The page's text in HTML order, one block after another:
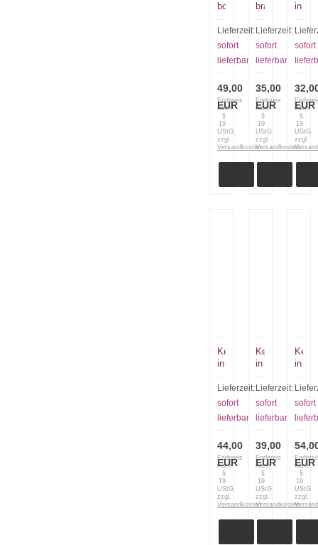
bordeaux
Lieferzeit:
sofort
lieferbar
49,00
EUR
Endpreis
nach
§
19
UStG.
zzgl.
Versandkosten
braun
Lieferzeit:
sofort
lieferbar
35,00
EUR
Endpreis
nach
§
19
UStG.
zzgl.
Versandkosten
in
sofort
EUR
nach
§
19
UStG.
zzgl.
Kette
in
Lieferzeit:
sofort
lieferbar
44,00
EUR
Endpreis
nach
§
19
UStG.
zzgl.
Versandkosten
Kette
in
Lieferzeit:
sofort
lieferbar
39,00
EUR
Endpreis
nach
§
19
UStG.
zzgl.
Versandkosten
Kette
in
sofort
EUR
nach
§
19
UStG.
zzgl.